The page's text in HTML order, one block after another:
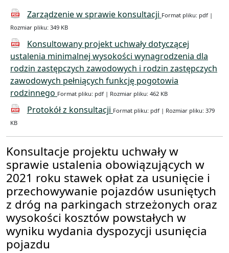
Zarządzenie w sprawie konsultacji Format pliku: pdf |
Rozmiar pliku: 349 KB
Konsultowany projekt uchwały dotyczącej
ustalenia minimalnej wysokości wynagrodzenia dla
rodzin zastępczych zawodowych i rodzin zastępczych
zawodowych pełniących funkcję pogotowia
rodzinnego Format pliku: pdf | Rozmiar pliku: 462 KB
Protokół z konsultacji Format pliku: pdf | Rozmiar pliku: 379
KB
Konsultacje projektu uchwały w
sprawie ustalenia obowiązujących w
2021 roku stawek opłat za usunięcie i
przechowywanie pojazdów usuniętych
z dróg na parkingach strzeżonych oraz
wysokości kosztów powstałych w
wyniku wydania dyspozycji usunięcia
pojazdu